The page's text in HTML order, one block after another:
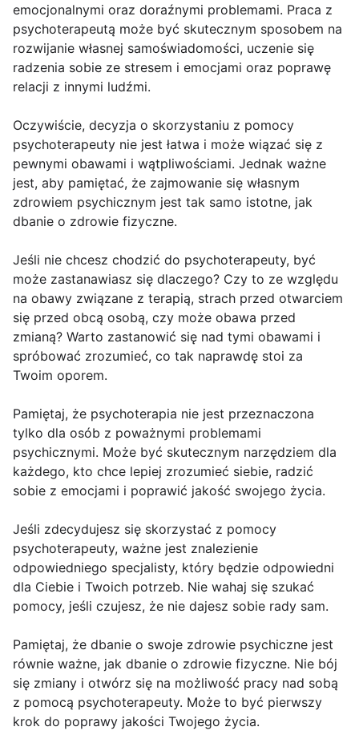
emocjonalnymi oraz doraźnymi problemami. Praca z
psychoterapeutą może być skutecznym sposobem na
rozwijanie własnej samoświadomości, uczenie się
radzenia sobie ze stresem i emocjami oraz poprawę
relacji z innymi ludźmi.
Oczywiście, decyzja o skorzystaniu z pomocy
psychoterapeuty nie jest łatwa i może wiązać się z
pewnymi obawami i wątpliwościami. Jednak ważne
jest, aby pamiętać, że zajmowanie się własnym
zdrowiem psychicznym jest tak samo istotne, jak
dbanie o zdrowie fizyczne.
Jeśli nie chcesz chodzić do psychoterapeuty, być
może zastanawiasz się dlaczego? Czy to ze względu
na obawy związane z terapią, strach przed otwarciem
się przed obcą osobą, czy może obawa przed
zmianą? Warto zastanowić się nad tymi obawami i
spróbować zrozumieć, co tak naprawdę stoi za
Twoim oporem.
Pamiętaj, że psychoterapia nie jest przeznaczona
tylko dla osób z poważnymi problemami
psychicznymi. Może być skutecznym narzędziem dla
każdego, kto chce lepiej zrozumieć siebie, radzić
sobie z emocjami i poprawić jakość swojego życia.
Jeśli zdecydujesz się skorzystać z pomocy
psychoterapeuty, ważne jest znalezienie
odpowiedniego specjalisty, który będzie odpowiedni
dla Ciebie i Twoich potrzeb. Nie wahaj się szukać
pomocy, jeśli czujesz, że nie dajesz sobie rady sam.
Pamiętaj, że dbanie o swoje zdrowie psychiczne jest
równie ważne, jak dbanie o zdrowie fizyczne. Nie bój
się zmiany i otwórz się na możliwość pracy nad sobą
z pomocą psychoterapeuty. Może to być pierwszy
krok do poprawy jakości Twojego życia.